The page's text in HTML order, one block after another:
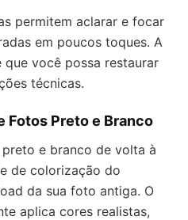
permitem aclarar e focar
em poucos toques. A
você possa restaurar
técnicas.
Fotos Preto e Branco
e branco de volta à
de colorização do
da sua foto antiga. O
aplica cores realistas,